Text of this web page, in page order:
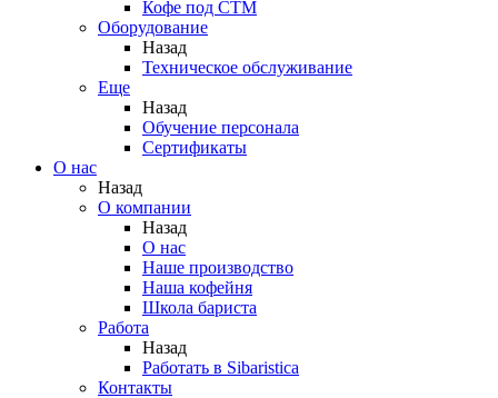
Кофе под СТМ
Оборудование
Назад
Техническое обслуживание
Еще
Назад
Обучение персонала
Сертификаты
О нас
Назад
O компании
Назад
О нас
Наше производство
Наша кофейня
Школа бариста
Работа
Назад
Работать в Sibaristica
Контакты